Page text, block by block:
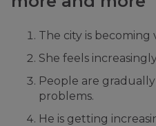
The city is
She feels
People are
problems.
He is getting